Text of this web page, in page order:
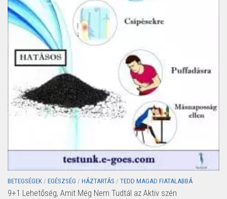
BETEGSÉGEK / EGÉSZSÉG / HÁZTARTÁS / TEDD MAGAD FIATALABBÁ
9+1 Lehetőség, Amit Még Nem Tudtál az Aktiv szén